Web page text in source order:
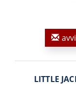
LITTLE